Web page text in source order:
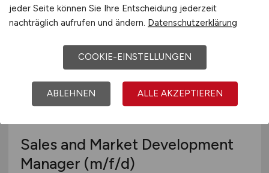
Freiburg
Sales and Market Development
Manager (m/f/d)
jeder Seite können Sie Ihre Entscheidung jederzeit
nachträglich aufrufen und ändern. Datenschutzerklärung
COOKIE-EINSTELLUNGEN
ABLEHNEN ALLE AKZEPTIEREN